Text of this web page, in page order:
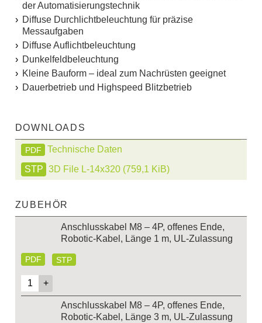
der Automatisierungstechnik
Diffuse Durchlichtbeleuchtung für präzise
Messaufgaben
Diffuse Auflichtbeleuchtung
Dunkelfeldbeleuchtung
Kleine Bauform – ideal zum Nachrüsten geeignet
Dauerbetrieb und Highspeed Blitzbetrieb
DOWNLOADS
PDF
Technische Daten
3D File L-14x320 (759,1 KiB)
ZUBEHÖR
Anschlusskabel M8 – 4P, offenes Ende,
Robotic-Kabel, Länge 1 m, UL-Zulassung
PDF STP
Anschlusskabel M8 – 4P, offenes Ende,
Robotic-Kabel, Länge 3 m, UL-Zulassung